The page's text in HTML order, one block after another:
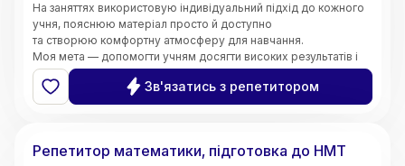
На заняттях використовую індивідуальний підхід до кожного
учня, пояснюю матеріал просто й доступно
та створюю комфортну атмосферу для навчання.
Моя мета — допомогти учням досягти високих результатів і
зробити процес навчання цікавим та ефективним.
Зв'язатись з репетитором
Репетитор математики, підготовка до НМТ